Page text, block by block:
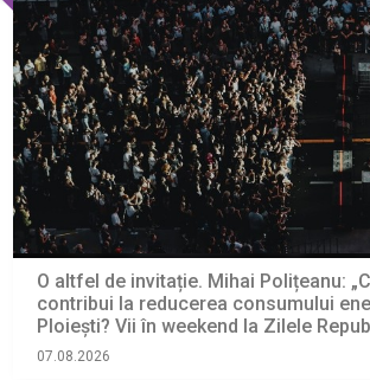
O altfel de invitație. Mihai Polițeanu:
contribui la reducerea consumului
Ploiești? Vii în weekend la Zilele
07.08.2026